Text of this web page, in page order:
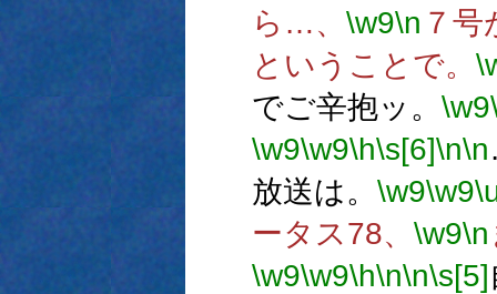
ら…、 \w9\n ７
ということで。
でご辛抱ッ。 \w9
\w9\w9\h\s[6]\n\n
放送は。 \w9\w9
ータス78、 \w9\n
\w9\w9\h\n\n\s[5]